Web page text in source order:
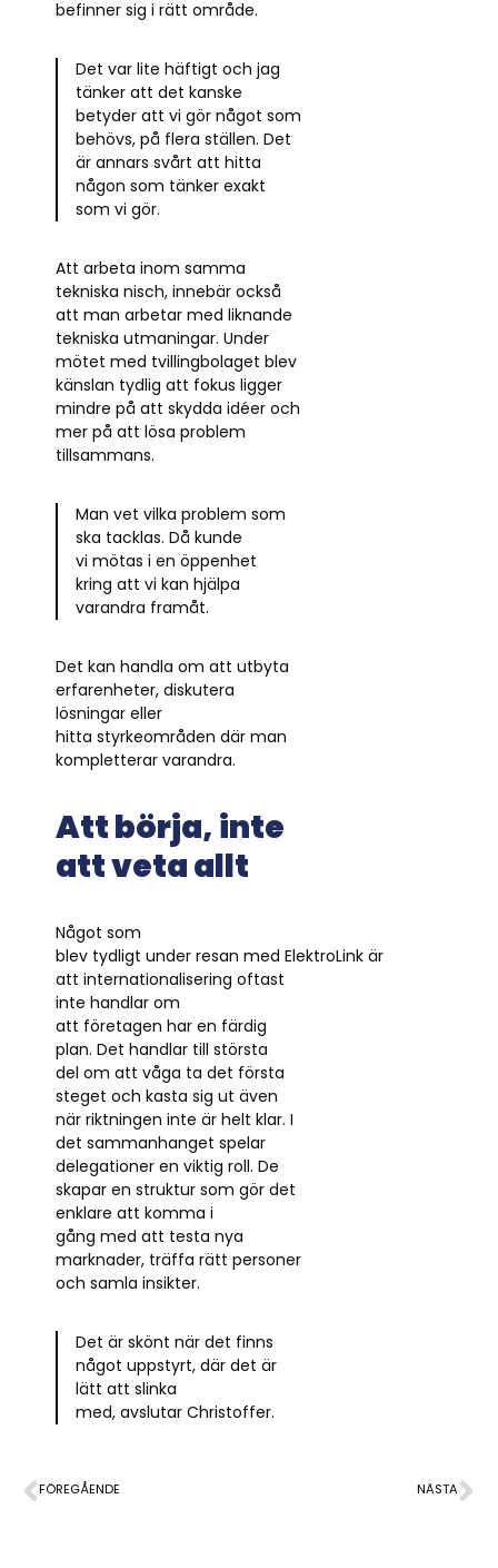
befinner sig i rätt område.
Det var lite häftigt och jag
tänker att det kanske
betyder att vi gör något som
behövs, på flera ställen. Det
är annars svårt att hitta
någon som tänker exakt
som vi gör.
Att arbeta inom samma
tekniska nisch, innebär också
att man arbetar med liknande
tekniska utmaningar. Under
mötet med tvillingbolaget blev
känslan tydlig att fokus ligger
mindre på att skydda idéer och
mer på att lösa problem
tillsammans.
Man vet vilka problem som
ska tacklas. Då kunde
vi mötas i en öppenhet
kring att vi kan hjälpa
varandra framåt.
Det kan handla om att utbyta
erfarenheter, diskutera
lösningar eller
hitta styrkeområden där man
kompletterar varandra.
Att börja, inte
att veta allt
Något som
blev tydligt under resan med ElektroLink är
att internationalisering oftast
inte handlar om
att företagen har en färdig
plan. Det handlar till största
del om att våga ta det första
steget och kasta sig ut även
när riktningen inte är helt klar. I
det sammanhanget spelar
delegationer en viktig roll. De
skapar en struktur som gör det
enklare att komma i
gång med att testa nya
marknader, träffa rätt personer
och samla insikter.
Det är skönt när det finns
något uppstyrt, där det är
lätt att slinka
med, avslutar Christoffer.
FÖREGÅENDE NÄSTA